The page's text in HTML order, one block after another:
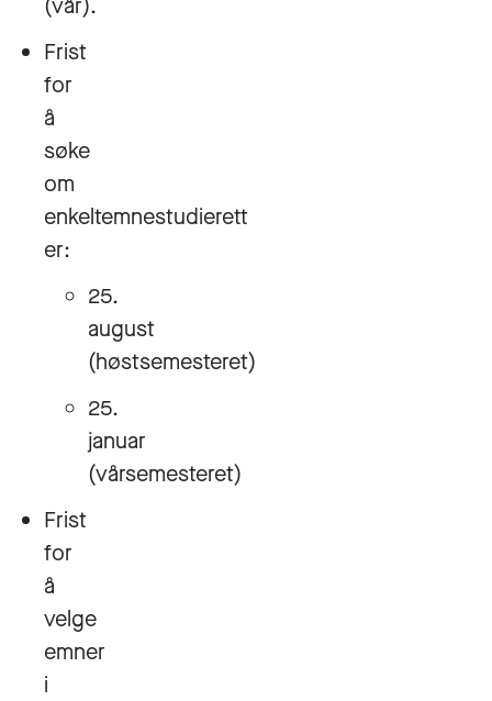
Frist
for
å
søke
om
enkeltemnestudierett
er:
25.
august
(høstsemesteret)
25.
januar
(vårsemesteret)
Frist
for
å
velge
emner
i